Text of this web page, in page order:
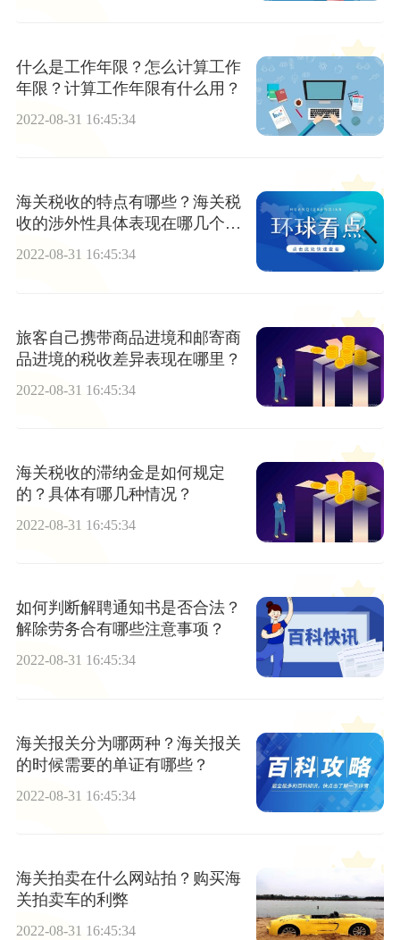
什么是工作年限？怎么计算工作
年限？计算工作年限有什么用？
2022-08-31 16:45:34
海关税收的特点有哪些？海关税
收的涉外性具体表现在哪几个方
面？
2022-08-31 16:45:34
旅客自己携带商品进境和邮寄商
品进境的税收差异表现在哪里？
2022-08-31 16:45:34
海关税收的滞纳金是如何规定
的？具体有哪几种情况？
2022-08-31 16:45:34
如何判断解聘通知书是否合法？
解除劳务合有哪些注意事项？
2022-08-31 16:45:34
海关报关分为哪两种？海关报关
的时候需要的单证有哪些？
2022-08-31 16:45:34
海关拍卖在什么网站拍？购买海
关拍卖车的利弊
2022-08-31 16:45:34